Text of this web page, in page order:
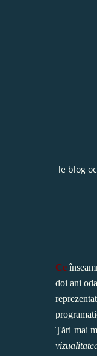
le blog
Ce
doi ani
Ţări mai